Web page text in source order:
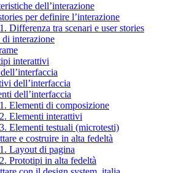
dell’interazione
per definire l’interazione
Differenza tra scenari e user stories
di interazione
interattivi
dell’interfaccia
dell’interfaccia
Elementi di composizione
Elementi interattivi
Elementi testuali (microtesti)
e costruire in alta fedeltà
Layout di pagina
Prototipi in alta fedeltà